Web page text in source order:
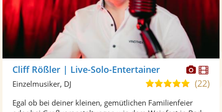
Cliff Rößler | Live-Solo-Entertainer
5,0
5
(22)
Einzelmusiker, DJ
Egal ob bei deiner kleinen, gemütlichen Familienfeier